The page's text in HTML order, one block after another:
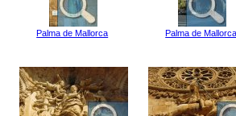
Palma de Mallorca Palma de Mallorca